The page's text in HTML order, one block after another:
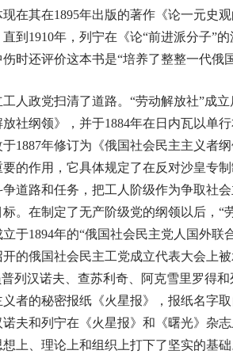
在其在1895年出版的著作《论一元史
到1910年，列宁在《论“前进派分子”
时还评价这本书是“培养了整整一代俄
人政党扫清了道路。“劳动解放社”成
放社纲领》，并于1884年在日内瓦以单
1887年修订为《俄国社会民主主义者
的作用，它具体规定了在反对沙皇专
道路和任务，把工人阶级作为争取社
。在制定了无产阶级党的纲领以后，“
于1894年的“俄国社会民主党人国外联
的俄国社会民主工党成立代表大会上
普列汉诺夫、查苏利奇、阿克雪里罗得
者的秘密报纸《火星报》，报纸名字
诺夫和列宁在《火星报》和《曙光》杂
上、理论上和组织上打下了坚实的基础